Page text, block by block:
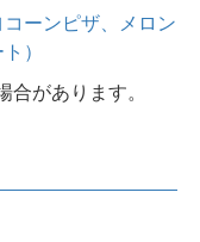
ーンピザ、メロン
）
があります。